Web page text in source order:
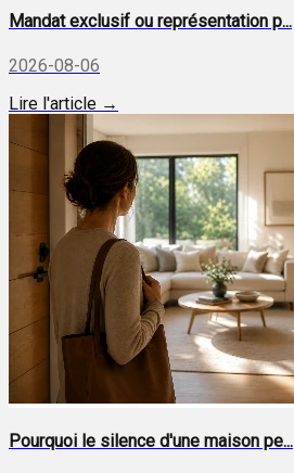
Mandat exclusif ou représentation p...
2026-08-06
Lire l'article →
Pourquoi le silence d'une maison pe...